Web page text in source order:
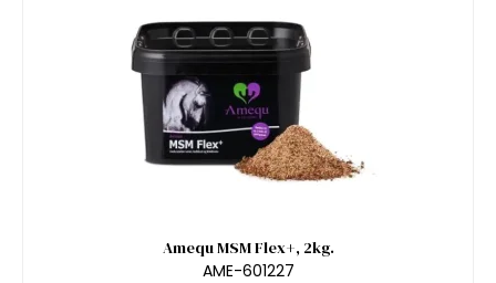
Amequ MSM Flex+, 2kg.
AME-601227